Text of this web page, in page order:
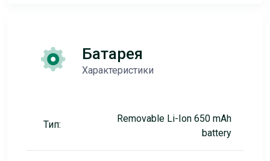
Батарея
Характеристики
Тип:
Removable Li-Ion 650 mAh
battery